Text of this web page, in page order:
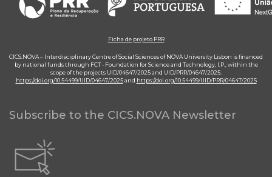
Ficha de projeto PRR
CICS.NOVA – Interdisciplinary Centre of Social Sciences of NOVA University Lisbon is financed
by national funds through FCT - Foundation for Science and Technology, I.P., within the
scope of the projects UID/04647/2025 and UID/PRR/04647/2025.
https://doi.org/10.54499/UID/04647/2025and https://doi.org/10.54499/UID/PRR/04647/2025
Subscribe to the CICS.NOVA Newsletter